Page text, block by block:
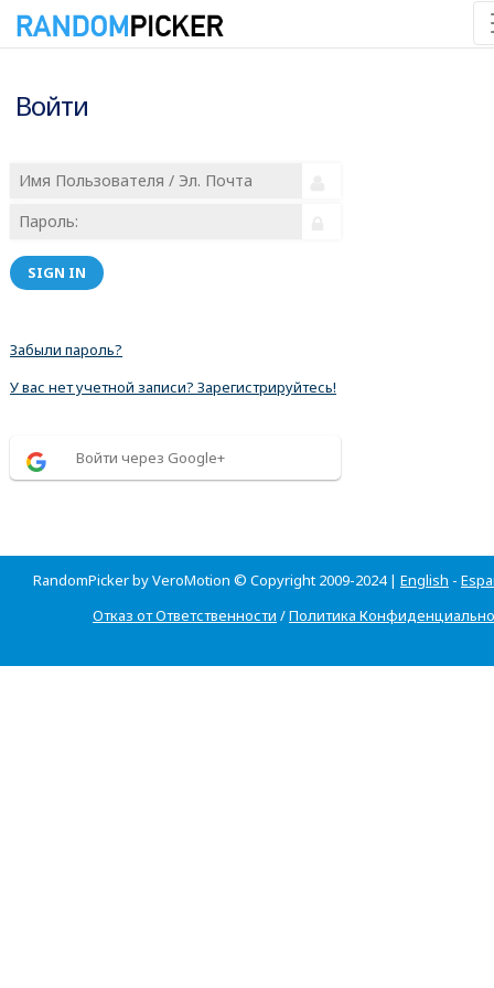
Войти
SIGN IN
Забыли пароль?
У вас нет учетной записи? Зарегистрируйтесь!
Войти через Google+
RandomPicker by VeroMotion © Copyright 2009-2024 | English -
Отказ от Ответственности /Политика